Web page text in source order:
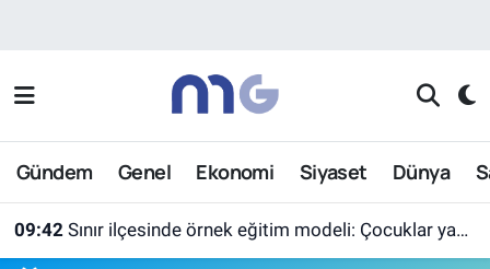
Gündem Genel Ekonomi Siyaset Dünya
09:42 Sınır ilçesinde örnek eğitim modeli: Çocuklar yazın ekran yerine etkinlikleri seçti
Nöbetçi Eczaneler
Hava Durumu